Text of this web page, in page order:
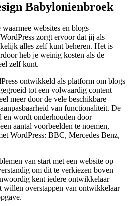
Babylonienbroek
websites en blogs
zorgt ervoor dat jij als
alles zelf kunt beheren. Het is
heb je weinig kosten als de
zelf kunt.
ontwikkeld als platform om blogs
tot een volwaardig content
meer door de vele beschikbare
van functionaliteit. De
en wordt onderhouden door
aantal voorbeelden te noemen,
WordPress: BBC, Mercedes Benz,
van start met een website op
om dit te verkiezen boven
kent iedere ontwikkelaar
willen overstappen van ontwikkelaar